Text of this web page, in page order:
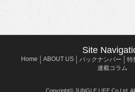
Site
Home ABOUT US バックナンバー 特
連載コラム
Copyright© JUNGLE LIFE Co,Ltd.